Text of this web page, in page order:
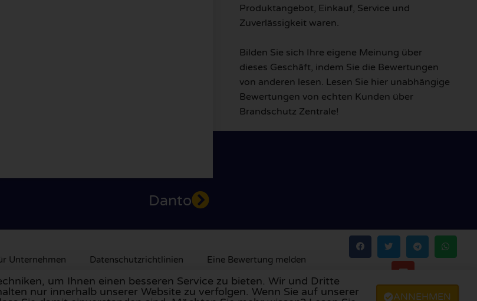
Produktangebot, Einkauf, Service und
Zuverlässigkeit waren.
Bilden Sie sich Ihre eigene Meinung über
dieses Geschäft, indem Sie die Bewertungen
von anderen lesen. Lesen Sie hier unabhängige
Bewertungen von echten Kunden über
Brandschutz Zentrale!
Danto
Unternehmen Datenschutzrichtlinien Eine Bewertung melden
um Ihnen einen besseren Service zu bieten. Wir und Dritte
nur innerhalb unserer Website zu verfolgen. Wenn Sie auf unserer
ANNEHMEN